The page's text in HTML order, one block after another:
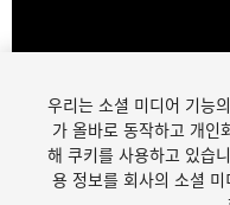
우리는 소셜 미디어 기능
가 올바로 동작하고 개인
해 쿠키를 사용하고 있습
용 정보를 회사의 소셜